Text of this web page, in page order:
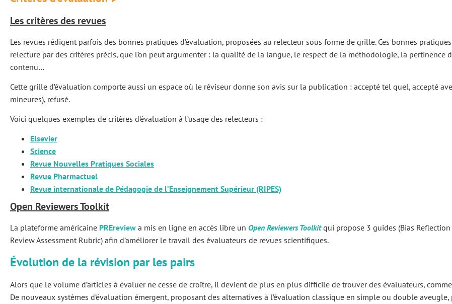
Les critères des revues
Les revues rédigent parfois des bonnes pratiques d’évaluation, proposées au relecteur sous forme de grille. Ces bonnes
relecture par des critères précis, que l’on peut argumenter : la qualité de la langue, le respect de la méthodologie, la pertinence
contenu…
Cette grille d’évaluation comporte aussi un espace où le réviseur donne son avis sur la publication : accepté tel quel, accepté
mineures), refusé.
Voici quelques exemples de critères d’évaluation à l’usage des relecteurs :
Elsevier
Science
Revue Nouvelles Pratiques Sociales
Revue Pharmactuel
Revue internationale de Pédagogie de l’Enseignement Supérieur (RIPES)
Open Reviewers Toolkit
La plateforme américaine PREreview a mis en ligne en accès libre un Open Reviewers Toolkitqui propose 3 guides (Bias Reflection
Review Assessment Rubric) afin d’améliorer le travail des évaluateurs de revues scientifiques.
Évolution de la révision par les pairs
Alors que le volume d’articles à évaluer ne cesse de croître, il devient de plus en plus difficile de trouver des évaluateurs,
De nouveaux systèmes d’évaluation émergent, proposant des alternatives à l’évaluation classique en simple ou double